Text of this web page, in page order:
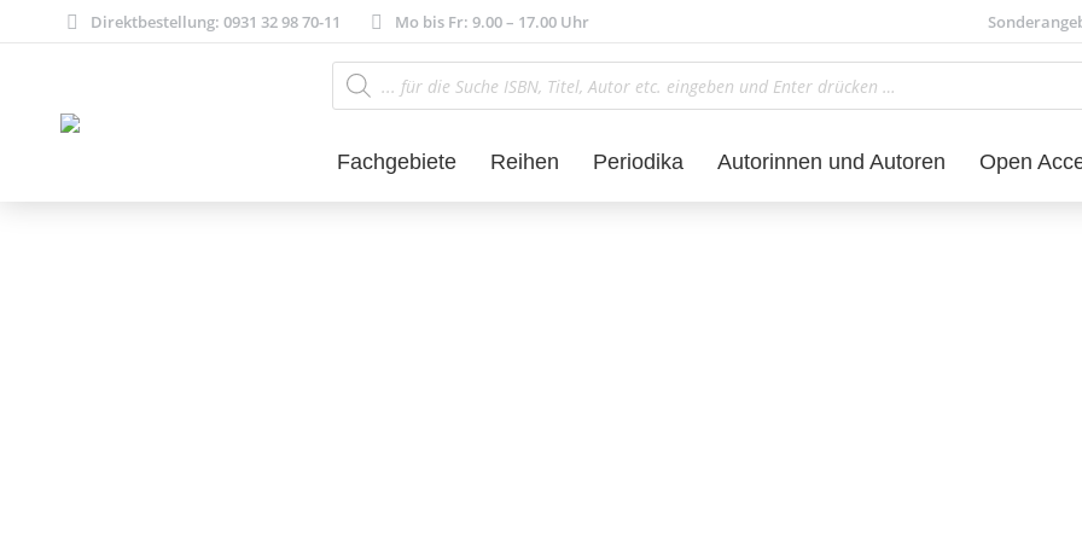
Direktbestellung: 0931 32 98 70-11 Mo bis Fr: 9.00 – 17.00 Uhr
Products
search
Fachgebiete Reihen Periodika Autorinnen und Autoren Open